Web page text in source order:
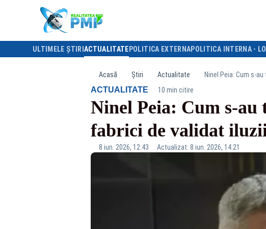
ULTIMELE ȘTIRI ACTUALITATE POLITICA EXTERNAPOLITICA INTERNA -
Acasă Știri Actualitate Ninel Peia: Cum s-
ACTUALITATE· 10 min citire
Ninel Peia: Cum s-
fabrici de validat
8 iun. 2026, 12:43 Actualizat: 8 iun. 2026, 14:21